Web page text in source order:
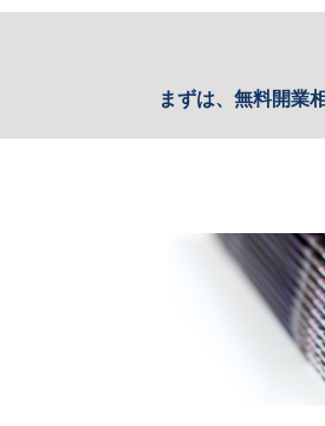
まずは、無料開業